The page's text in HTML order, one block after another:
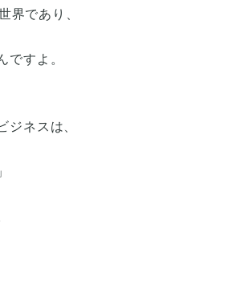
界であり、
ですよ。
ジネスは、